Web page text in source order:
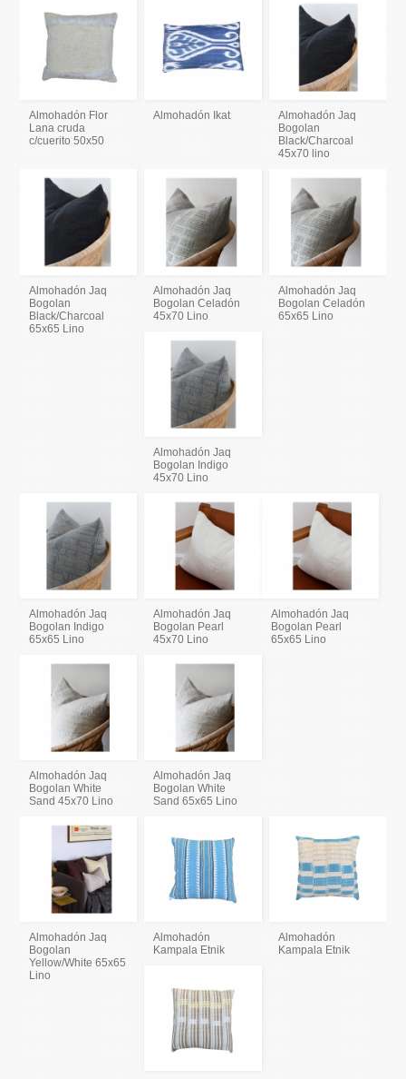
Almohadón Flor
Lana cruda
c/cuerito 50x50
Almohadón Ikat
Almohadón Jaq
Bogolan
Black/Charcoal
45x70 lino
Almohadón Jaq
Bogolan
Black/Charcoal
65x65 Lino
Almohadón Jaq
Bogolan Celadón
45x70 Lino
Almohadón Jaq
Bogolan Celadón
65x65 Lino
Almohadón Jaq
Bogolan Indigo
45x70 Lino
Almohadón Jaq
Bogolan Indigo
65x65 Lino
Almohadón Jaq
Bogolan Pearl
45x70 Lino
Almohadón Jaq
Bogolan Pearl
65x65 Lino
Almohadón Jaq
Bogolan White
Sand 45x70 Lino
Almohadón Jaq
Bogolan White
Sand 65x65 Lino
Almohadón Jaq
Bogolan
Yellow/White 65x65
Lino
Almohadón
Kampala Etnik
Almohadón
Kampala Etnik